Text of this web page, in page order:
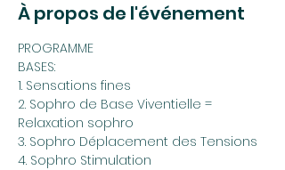
À propos de l'événement
PROGRAMME
BASES:
1. Sensations fines
2. Sophro de Base Viventielle =
Relaxation sophro
3. Sophro Déplacement des Tensions
4. Sophro Stimulation